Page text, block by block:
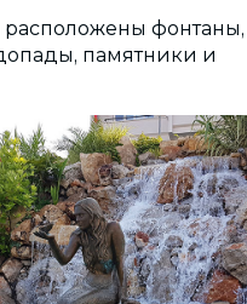
расположены фонтаны,
памятники и